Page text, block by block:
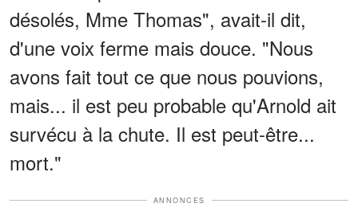
désolés, Mme Thomas", avait-il dit,
d'une voix ferme mais douce. "Nous
avons fait tout ce que nous pouvions,
mais... il est peu probable qu'Arnold ait
survécu à la chute. Il est peut-être...
mort."
ANNONCES